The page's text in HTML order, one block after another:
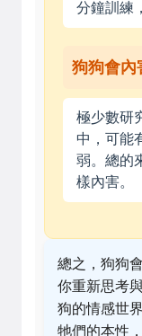
分鐘訓練
狗狗會內
極少數研
中，可能
弱。總的
樣內害。
總之，狗狗
你重新思考
狗的情感世
牠們的本性